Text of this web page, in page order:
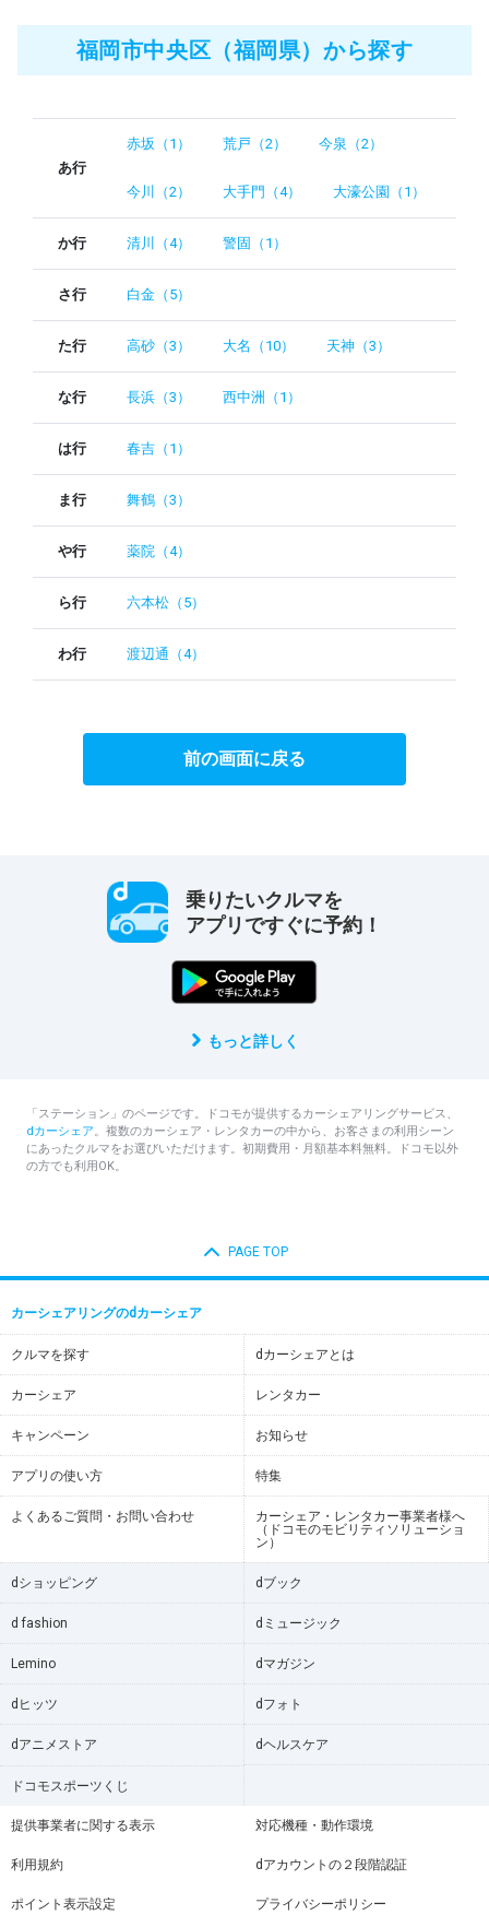
福岡市中央区（福岡県）から探す
あ行
赤坂（1） 荒戸（2） 今泉（2）
今川（2） 大手門（4） 大濠公園（1）
か行 清川（4） 警固（1）
さ行 白金（5）
た行 高砂（3） 大名（10） 天神（3）
な行 長浜（3） 西中洲（1）
は行 春吉（1）
ま行 舞鶴（3）
や行 薬院（4）
ら行 六本松（5）
わ行 渡辺通（4）
前の画面に戻る
乗りたいクルマを
アプリですぐに予約！
もっと詳しく
「ステーション」のページです。ドコモが提供するカーシェアリングサービス、
dカーシェア。複数のカーシェア・レンタカーの中から、お客さまの利用シーン
にあったクルマをお選びいただけます。初期費用・月額基本料無料。ドコモ以外
の方でも利用OK。
PAGE TOP
カーシェアリングのdカーシェア
クルマを探す dカーシェアとは
カーシェア レンタカー
キャンペーン お知らせ
アプリの使い方 特集
よくあるご質問・お問い合わせ
カーシェア・レンタカー事業者様へ
（ドコモのモビリティソリューショ
ン）
dショッピング dブック
d fashion dミュージック
Lemino dマガジン
dヒッツ dフォト
dアニメストア dヘルスケア
ドコモスポーツくじ
提供事業者に関する表示 対応機種・動作環境
利用規約 dアカウントの２段階認証
ポイント表示設定 プライバシーポリシー